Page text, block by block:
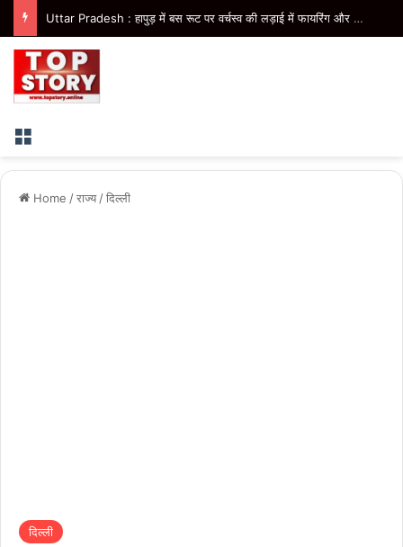
Uttar Pradesh : हापुड़ में बस रूट पर वर्चस्व की लड़ाई में फायरिंग और मारपीट, परिचालक घायल, 2 आरोपी गिरफ्तार
Menu
Home /राज्य /दिल्ली
दिल्ली